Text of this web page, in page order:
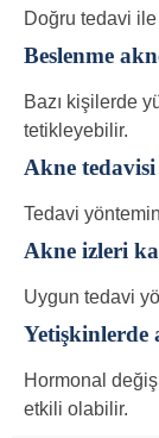
Doğru tedavi ile
Beslenme
Bazı kişilerde
tetikleyebilir.
Akne tedavisi
Tedavi
Akne izleri
Uygun tedavi
Yetişkinlerde
Hormonal
etkili olabilir.